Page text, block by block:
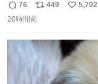
返
信
76
リ
ポ
ト
数
449
い
数
5,702
20時間前